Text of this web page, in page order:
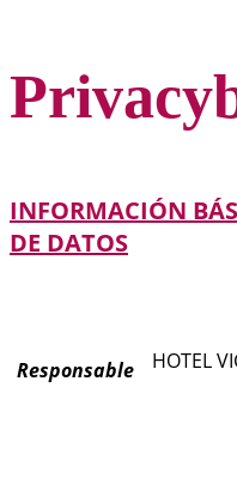
INFORMACIÓN
DE DATOS
Responsable HOTEL